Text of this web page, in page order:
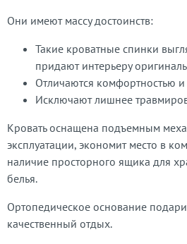
Они имеют массу достоинств:
Такие кроватные спинки
придают интерьеру
Отличаются комфортностью и
Исключают лишнее
Кровать оснащена подъемным
эксплуатации, экономит место в
наличие просторного ящика для
белья.
Ортопедическое основание
качественный отдых.